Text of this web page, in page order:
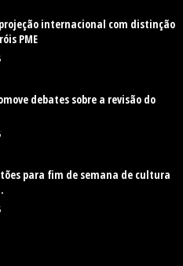
internacional com distinção
PME
debates sobre a revisão do
para fim de semana de cultura